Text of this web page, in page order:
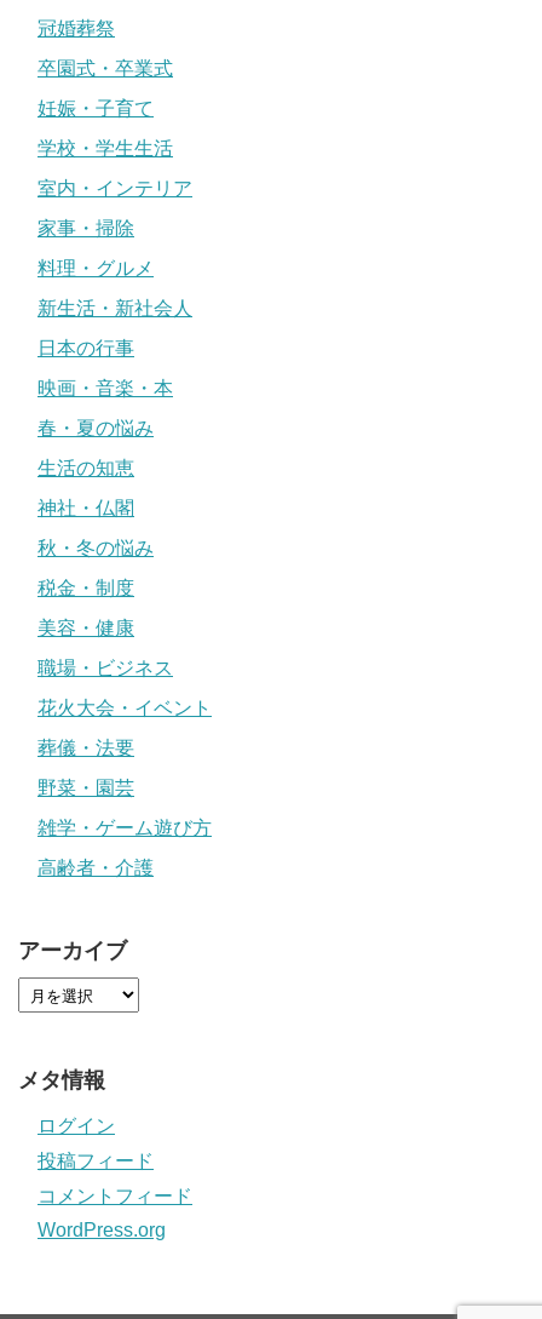
冠婚葬祭
卒園式・卒業式
妊娠・子育て
学校・学生生活
室内・インテリア
家事・掃除
料理・グルメ
新生活・新社会人
日本の行事
映画・音楽・本
春・夏の悩み
生活の知恵
神社・仏閣
秋・冬の悩み
税金・制度
美容・健康
職場・ビジネス
花火大会・イベント
葬儀・法要
野菜・園芸
雑学・ゲーム遊び方
高齢者・介護
アーカイブ
メタ情報
ログイン
投稿フィード
コメントフィード
WordPress.org